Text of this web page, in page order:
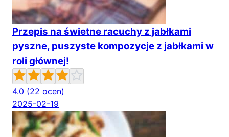
Przepis na świetne racuchy z jabłkami
pyszne, puszyste kompozycje z jabłkami w
roli głównej!
4.0 (22 ocen)
2025-02-19